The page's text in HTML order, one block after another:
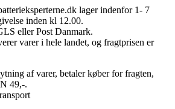
lager indenfor 1- 7
inden kl 12.00.
eller Post Danmark.
varer i hele landet, og fragtprisen er
af varer, betaler køber for fragten,
49,-.